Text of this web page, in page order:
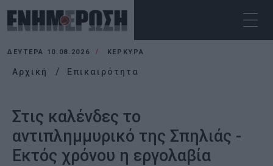
ΔΕΥΤΈΡΑ 10.08.2026 ΚΕΡΚΥΡΑ
Αρχική Επικαιρότητα
Στις καλένδες το
αντιπλημμυρικό της Σπηλιάς -
Εκτός χρόνου η εργολαβία